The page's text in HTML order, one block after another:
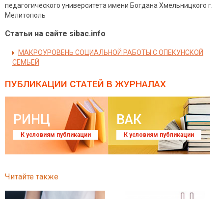
педагогического университета имени Богдана Хмельницкого г.
Мелитополь
Статьи на сайте sibac.info
МАКРОУРОВЕНЬ СОЦИАЛЬНОЙ РАБОТЫ С ОПЕКУНСКОЙ
СЕМЬЕЙ
ПУБЛИКАЦИИ СТАТЕЙ В ЖУРНАЛАХ
РИНЦ
К условиям публикации
ВАК
К условиям публикации
Читайте также